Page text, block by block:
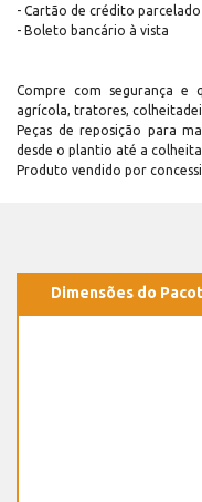
- Cartão de crédito parcelado
- Boleto bancário à vista
Compre com segurança e
agrícola, tratores,
Peças de reposição para
desde o plantio até a
Produto vendido por
Dimensões do